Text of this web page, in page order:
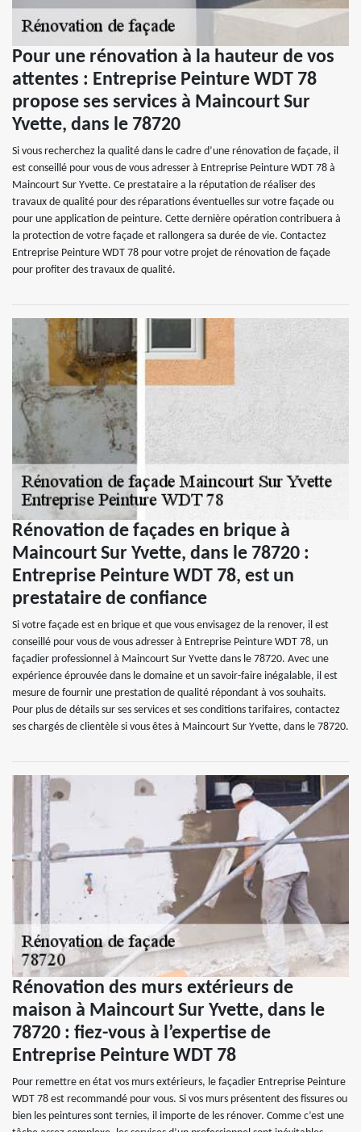
Pour une rénovation à la hauteur de vos
attentes : Entreprise Peinture WDT 78
propose ses services à Maincourt Sur
Yvette, dans le 78720
Si vous recherchez la qualité dans le cadre d’une rénovation de façade, il
est conseillé pour vous de vous adresser à Entreprise Peinture WDT 78 à
Maincourt Sur Yvette. Ce prestataire a la réputation de réaliser des
travaux de qualité pour des réparations éventuelles sur votre façade ou
pour une application de peinture. Cette dernière opération contribuera à
la protection de votre façade et rallongera sa durée de vie. Contactez
Entreprise Peinture WDT 78 pour votre projet de rénovation de façade
pour profiter des travaux de qualité.
Rénovation de façades en brique à
Maincourt Sur Yvette, dans le 78720 :
Entreprise Peinture WDT 78, est un
prestataire de confiance
Si votre façade est en brique et que vous envisagez de la renover, il est
conseillé pour vous de vous adresser à Entreprise Peinture WDT 78, un
façadier professionnel à Maincourt Sur Yvette dans le 78720. Avec une
expérience éprouvée dans le domaine et un savoir-faire inégalable, il est
mesure de fournir une prestation de qualité répondant à vos souhaits.
Pour plus de détails sur ses services et ses conditions tarifaires, contactez
ses chargés de clientèle si vous êtes à Maincourt Sur Yvette, dans le 78720.
Rénovation des murs extérieurs de
maison à Maincourt Sur Yvette, dans le
78720 : fiez-vous à l’expertise de
Entreprise Peinture WDT 78
Pour remettre en état vos murs extérieurs, le façadier Entreprise Peinture
WDT 78 est recommandé pour vous. Si vos murs présentent des fissures ou
bien les peintures sont ternies, il importe de les rénover. Comme c’est une